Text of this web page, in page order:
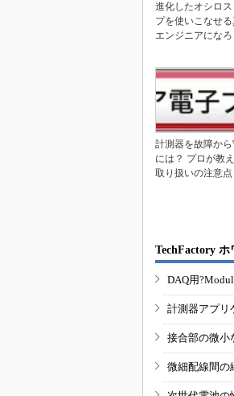
進化したオシロス
プを使いこなせ
エンジニアになろ
計測器を故障から
には？ プロが教
取り扱いの注意点
TechFactory
DAQ用
計測器アプリ
接合部の微
微細配線間